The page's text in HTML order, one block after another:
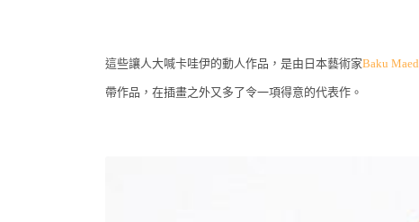
這些讓人大喊卡哇伊的動人作品，是由日本藝術家Baku
帶作品，在插畫之外又多了令一項得意的代表作。